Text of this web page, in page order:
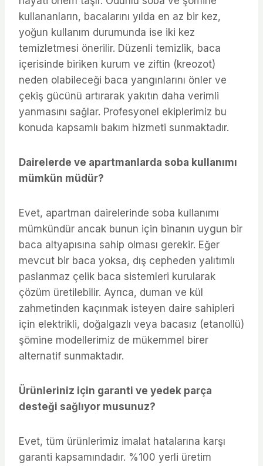
kullananların, bacalarını yılda en az bir kez,
yoğun kullanım durumunda ise iki kez
temizletmesi önerilir. Düzenli temizlik, baca
içerisinde biriken kurum ve ziftin (kreozot)
neden olabileceği baca yangınlarını önler ve
çekiş gücünü artırarak yakıtın daha verimli
yanmasını sağlar. Profesyonel ekiplerimiz bu
konuda kapsamlı bakım hizmeti sunmaktadır.
Dairelerde ve apartmanlarda soba kullanımı
mümkün müdür?
Evet, apartman dairelerinde soba kullanımı
mümkündür ancak bunun için binanın uygun bir
baca altyapısına sahip olması gerekir. Eğer
mevcut bir baca yoksa, dış cepheden yalıtımlı
paslanmaz çelik baca sistemleri kurularak
çözüm üretilebilir. Ayrıca, duman ve kül
zahmetinden kaçınmak isteyen daire sahipleri
için elektrikli, doğalgazlı veya bacasız (etanollü)
şömine modellerimiz de mükemmel birer
alternatif sunmaktadır.
Ürünleriniz için garanti ve yedek parça
desteği sağlıyor musunuz?
Evet, tüm ürünlerimiz imalat hatalarına karşı
garanti kapsamındadır. %100 yerli üretim